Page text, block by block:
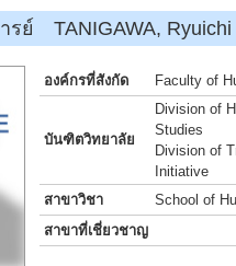
รย์ TANIGAWA, Ryuichi
องค์กรที่สังกัด Faculty of
บันฑิตวิทยาลัย
Division of
Studies
Division of
Initiative
สาขาวิชา
School of
สาขาที่เชี่ยวชาญ